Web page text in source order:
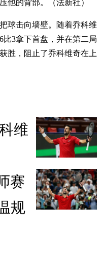
他的背部。（法新社）
球击向墙壁。随着乔科维
3拿下首盘，并在第二局
胜，阻止了乔科维奇在上
维
赛
规